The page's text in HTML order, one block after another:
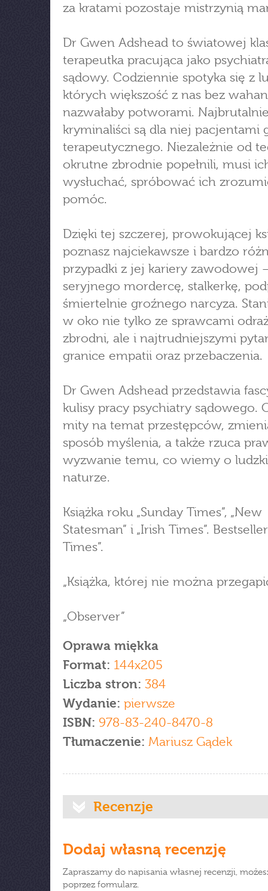
za kratami pozostaje mistrzynią
Dr Gwen Adshead to światowej
terapeutka pracująca jako
sądowy. Codziennie spotyka się z
których większość z nas bez
nazwałaby potworami.
kryminaliści są dla niej pacjentami
terapeutycznego. Niezależnie od
okrutne zbrodnie popełnili, musi
wysłuchać, spróbować ich
pomóc.
Dzięki tej szczerej, prowokującej
poznasz najciekawsze i bardzo
przypadki z jej kariery zawodowej
seryjnego mordercę, stalkerkę,
śmiertelnie groźnego narcyza.
w oko nie tylko ze sprawcami
zbrodni, ale i najtrudniejszymi
granice empatii oraz przebaczenia.
Dr Gwen Adshead przedstawia
kulisy pracy psychiatry sądowego.
mity na temat przestępców,
sposób myślenia, a także rzuca
wyzwanie temu, co wiemy o
naturze.
Książka roku „Sunday Times”, „New
Statesman” i „Irish Times”.
Times”.
„Książka, której nie można
„Observer”
Oprawa miękka
Format: 144x205
Liczba stron: 384
Wydanie: pierwsze
ISBN: 978-83-240-8470-8
Tłumaczenie: Mariusz Gądek
Recenzje
Dodaj własną recenzję
Zapraszamy do napisania własnej recenzji,
poprzez formularz.